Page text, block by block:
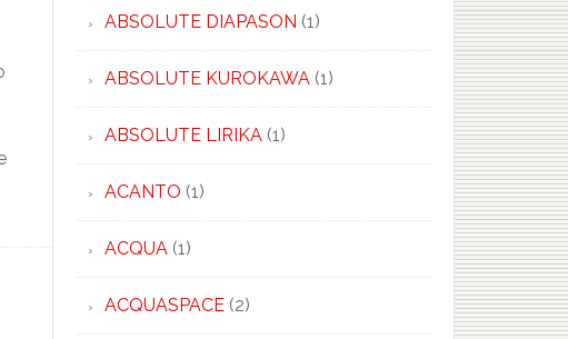
ABSOLUTE DIAPASON(1)
ABSOLUTE KUROKAWA(1)
ABSOLUTE LIRIKA(1)
ACANTO(1)
ACQUA(1)
ACQUASPACE(2)